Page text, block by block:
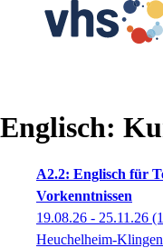
Englisch:
A2.2: Englisch für
Vorkenntnissen
19.08.26 - 25.11.26
Heuchelheim-